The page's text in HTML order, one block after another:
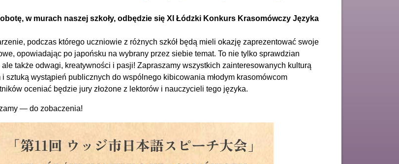
w murach naszej szkoły, odbędzie się XI Łódzki Konkurs Krasomówczy Języka
podczas którego uczniowie z różnych szkół będą mieli okazję zaprezentować swoje
opowiadając po japońsku na wybrany przez siebie temat. To nie tylko sprawdzian
także odwagi, kreatywności i pasji! Zapraszamy wszystkich zainteresowanych kulturą
sztuką wystąpień publicznych do wspólnego kibicowania młodym krasomówcom
oceniać będzie jury złożone z lektorów i nauczycieli tego języka.
— do zobaczenia!